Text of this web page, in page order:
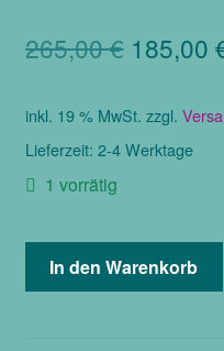
265,00€
war:
265,00 €
185,00
inkl. 19 % MwSt. zzgl.
Lieferzeit: 2-4 Werktage
1 vorrätig
Bauchtanzkleid
In den Warenkorb